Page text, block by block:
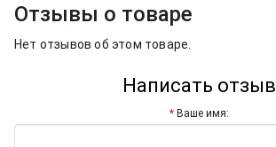
Отзывы о товаре
Нет отзывов об этом товаре.
Написать отзыв
Ваше имя: